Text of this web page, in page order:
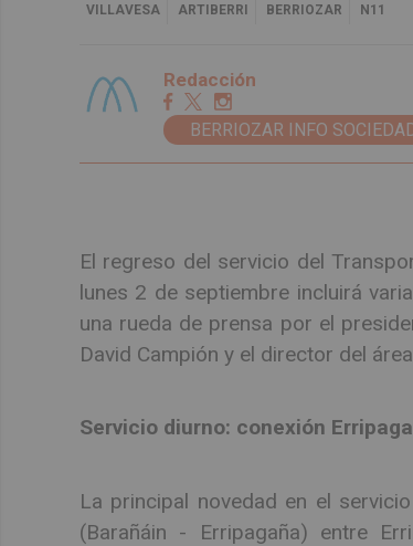
VILLAVESA ARTIBERRI BERRIOZAR N11
Redacción
BERRIOZAR INFO
El regreso del servicio del
lunes 2 de septiembre incluirá
una rueda de prensa por el
David Campión y el director del
Servicio diurno: conexión
La principal novedad en el
(Barañáin - Erripagaña) entre